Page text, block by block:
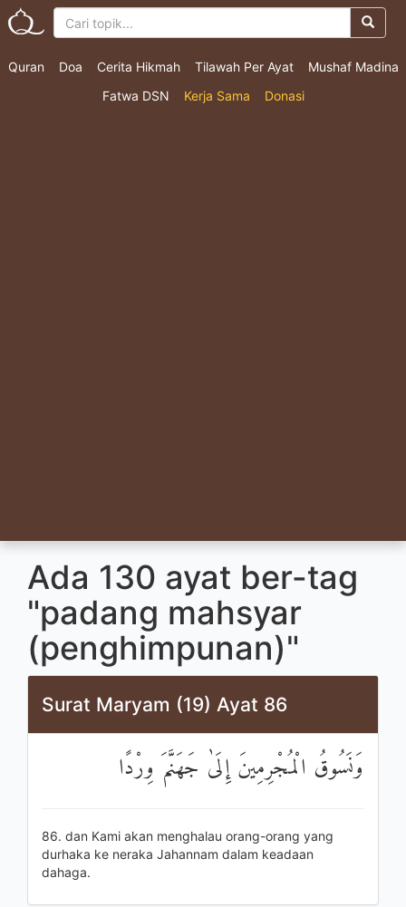
Quran Doa Cerita Hikmah Tilawah Per Ayat
Mushaf Madina
Fatwa DSN
Kerja Sama Donasi
Ada 130 ayat ber-tag
"padang mahsyar
(penghimpunan)"
Surat Maryam (19) Ayat 86
وَنَسُوقُ الْمُجْرِمِينَ إِلَىٰ جَهَنَّمَ وِرْدًا
86. dan Kami akan menghalau orang-orang yang
durhaka ke neraka Jahannam dalam keadaan
dahaga.